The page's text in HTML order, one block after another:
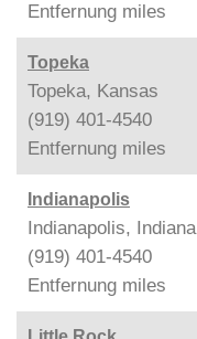
Entfernung miles
Topeka
Topeka, Kansas
(919) 401-4540
Entfernung miles
Indianapolis
Indianapolis, Indiana
(919) 401-4540
Entfernung miles